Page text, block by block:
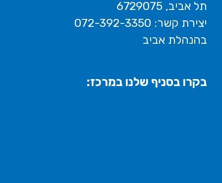
תל אביב, 6729075
יצירת קשר: 072-392-3350
בהנהלת אביב
בקרו בסניף שלנו במרכז: